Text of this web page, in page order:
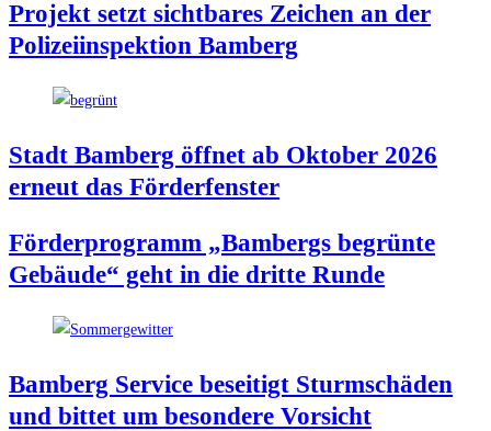
Pro­jekt setzt sicht­ba­res Zei­chen an der
Poli­zei­in­spek­ti­on Bamberg
Stadt Bam­berg öff­net ab Okto­ber 2026
erneut das Förderfenster
För­der­pro­gramm „Bam­bergs begrün­te
Gebäu­de“ geht in die drit­te Runde
Bam­berg Ser­vice besei­tigt Sturm­schä­den
und bit­tet um beson­de­re Vorsicht